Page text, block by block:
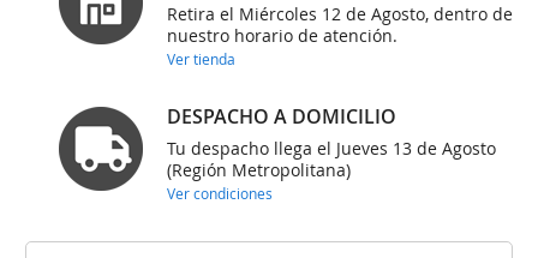
Retira el Miércoles 12 de Agosto, dentro de
nuestro horario de atención.
Ver tienda
DESPACHO A DOMICILIO
Tu despacho llega el Jueves 13 de Agosto
(Región Metropolitana)
Ver condiciones